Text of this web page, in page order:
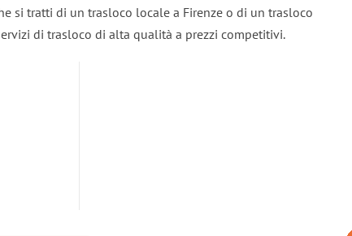
si tratti di un trasloco locale a Firenze o di un trasloco
di trasloco di alta qualità a prezzi competitivi.